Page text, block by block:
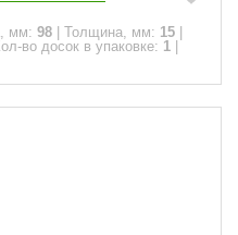
мм: 98 Толщина, мм: 15
во досок в упаковке: 1